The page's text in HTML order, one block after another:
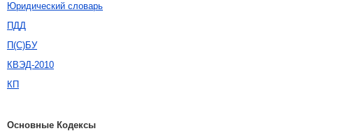
Юридический словарь
ПДД
П(С)БУ
КВЭД-2010
КП
Основные Кодексы